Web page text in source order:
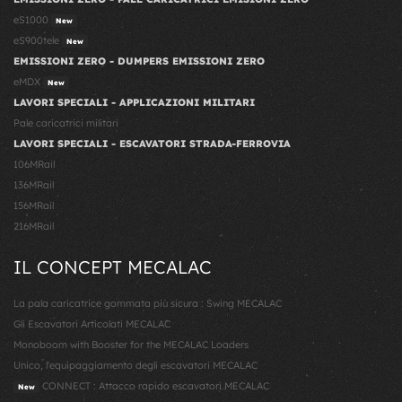
eS1000
New
eS900tele New
EMISSIONI ZERO - DUMPERS EMISSIONI ZERO
eMDX
New
LAVORI SPECIALI - APPLICAZIONI MILITARI
Pale caricatrici militari
LAVORI SPECIALI - ESCAVATORI STRADA-FERROVIA
106MRail
136MRail
156MRail
216MRail
IL CONCEPT MECALAC
La pala caricatrice gommata più sicura : Swing MECALAC
Gli Escavatori Articolati MECALAC
Monoboom with Booster for the MECALAC Loaders
Unico, l'equipaggiamento degli escavatori MECALAC
New
CONNECT : Attacco rapido escavatori MECALAC